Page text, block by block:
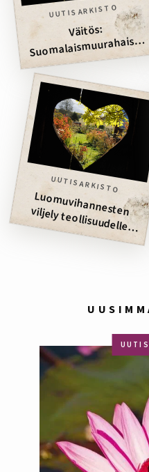
UUTISARKISTO
Väitös:
Suomalaismuurahaiste
n lähisukulaiset löytyvät
idästä, ruotsalaisten
lännestä
UUTISARKISTO
Luom
uvihannesten viljely teollisuudelle
onnistuu